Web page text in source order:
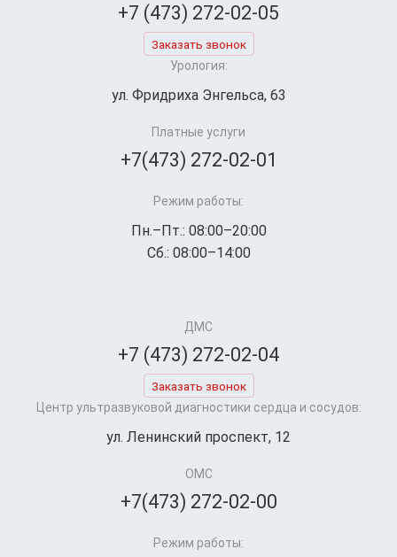
+7 (473) 272-02-05
Заказать звонок
Урология:
ул. Фридриха Энгельса, 63
Платные услуги
+7(473) 272-02-01
Режим работы:
Пн.–Пт.: 08:00–20:00
Сб.: 08:00–14:00
ДМС
+7 (473) 272-02-04
Заказать звонок
Центр ультразвуковой диагностики сердца и сосудов:
ул. Ленинский проспект, 12
ОМС
+7(473) 272-02-00
Режим работы: